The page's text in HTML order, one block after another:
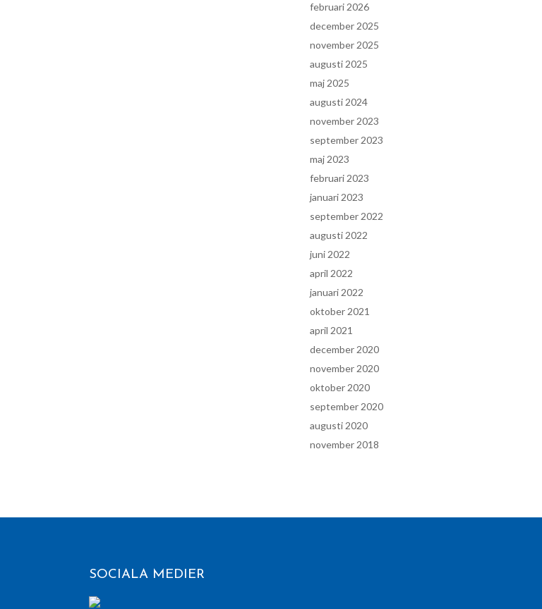
februari 2026
december 2025
november 2025
augusti 2025
maj 2025
augusti 2024
november 2023
september 2023
maj 2023
februari 2023
januari 2023
september 2022
augusti 2022
juni 2022
april 2022
januari 2022
oktober 2021
april 2021
december 2020
november 2020
oktober 2020
september 2020
augusti 2020
november 2018
SOCIALA MEDIER